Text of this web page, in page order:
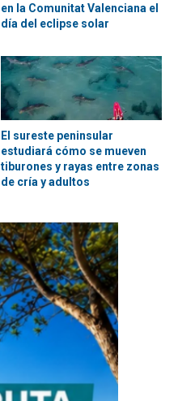
en la Comunitat Valenciana el
día del eclipse solar
El sureste peninsular
estudiará cómo se mueven
tiburones y rayas entre zonas
de cría y adultos